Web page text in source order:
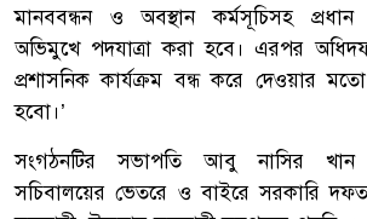
মানববন্ধন ও অবস্থান কর্মসূচিসহ প্রধান
অভিমুখে পদযাত্রা করা হবে। এরপর
প্রশাসনিক কার্যক্রম বন্ধ করে দেওয়ার
হবো।’
সংগঠনটির সভাপতি আবু নাসির খান
সচিবালয়ের ভেতরে ও বাইরে সরকারি